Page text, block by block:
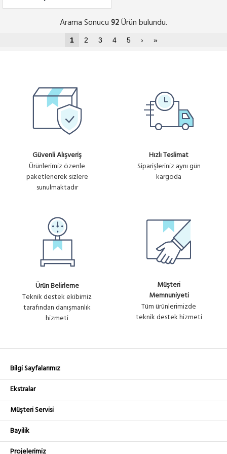
Arama Sonucu 92Ürün bulundu.
1 2 3 4 5 › »
Güvenli Alışveriş
Ürünlerimiz özenle
paketlenerek sizlere
sunulmaktadır
Hızlı Teslimat
Siparişleriniz aynı gün
kargoda
Ürün Belirleme
Teknik destek ekibimiz
tarafından danışmanlık
hizmeti
Müşteri
Memnuniyeti
Tüm ürünlerimizde
teknik destek hizmeti
Bilgi Sayfalarımız
Ekstralar
Müşteri Servisi
Bayilik